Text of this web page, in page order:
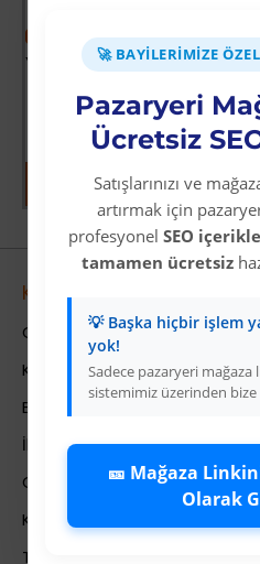
🚀 BAYILERIMIZE
Pazaryeri
Ücretsiz
Satışlarınızı ve
artırmak için
profesyonel SEO
tamamen ücretsiz
💡 Başka hiçbir işlem
yok!
Sadece pazaryeri
sistemimiz üzerinden
🎫 Mağaza
Olarak
Yoğun Saçlı Lastikli Topuz Toka / Siyah
Üyelere Özel Fiyat
Üye Olunuz
Kurumsal
Colezium Hakkında
Kurumsal Bilgiler
Banka Hesab Bilgileri
İletişim
Gizlilik Politikası
Kullanıcı Sözleşmesi
Teslimat Bilgileri